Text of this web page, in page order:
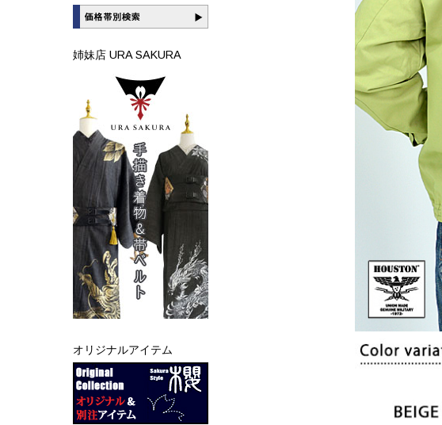
姉妹店 URA SAKURA
オリジナルアイテム